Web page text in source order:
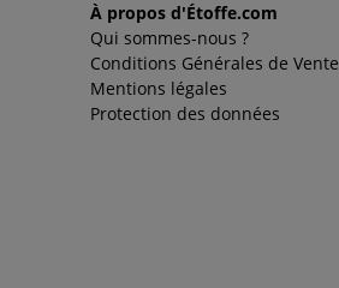
À propos d'Étoffe.com
Qui sommes-nous ?
Conditions Générales de Vente
Mentions légales
Protection des données